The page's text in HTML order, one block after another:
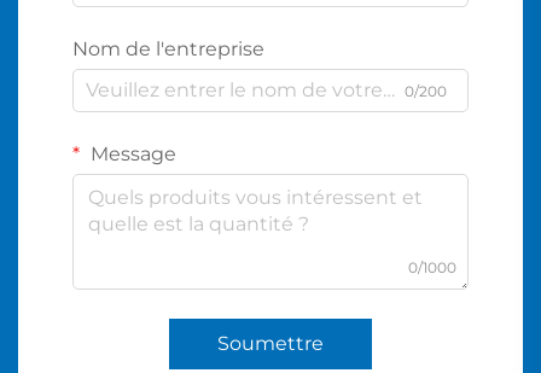
Nom de l'entreprise
0/200
Message
0/1000
Soumettre